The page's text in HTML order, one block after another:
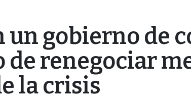
un gobierno de
de renegociar
la crisis